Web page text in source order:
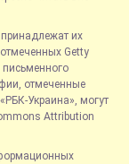
их
Getty
письменного
отмеченные
Украина», могут
Attribution